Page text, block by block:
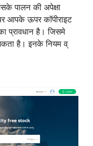
पालन की अपेक्षा
आपके ऊपर कॉपीराइट
प्रावधान है। जिसमे
है। इनके नियम व्